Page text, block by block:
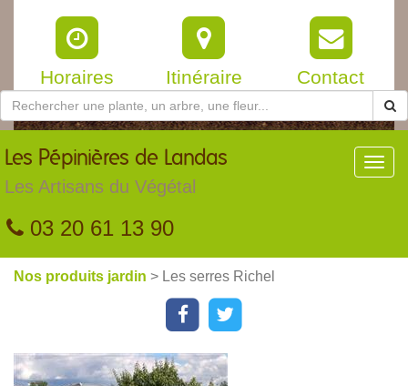
Horaires Itinéraire Contact
Les Pépinières de Landas
Les Artisans du Végétal
03 20 61 13 90
Nos produits jardin > Les serres Richel